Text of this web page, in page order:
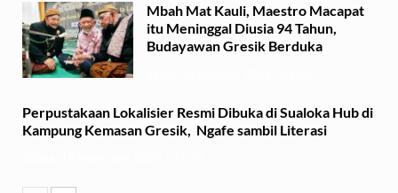
Mbah Mat Kauli, Maestro Macapat
itu Meninggal Diusia 94 Tahun,
Budayawan Gresik Berduka
Perpustakaan Lokalisier Resmi Dibuka di Sualoka Hub di
Kampung Kemasan Gresik, Ngafe sambil Literasi